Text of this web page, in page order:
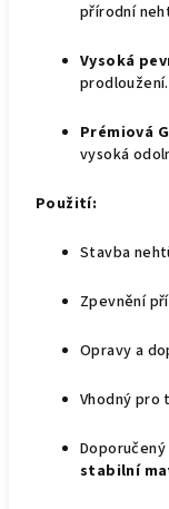
přírodní
Vysoká
prodloužení.
Prémiová
vysoká
Použití:
Stavba
Zpevnění
Opravy a
Vhodný pro
stabilní